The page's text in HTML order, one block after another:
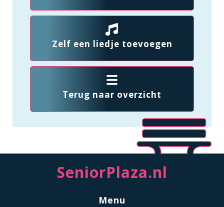
Zelf een liedje toevoegen
Terug naar overzicht
SeniorPlaza.nl
Menu